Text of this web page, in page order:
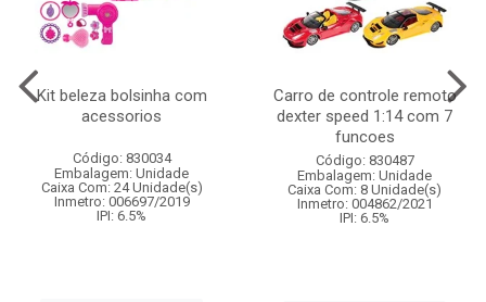
Kit beleza bolsinha com
acessorios
Código: 830034
Embalagem: Unidade
Caixa Com: 24 Unidade(s)
Inmetro: 006697/2019
IPI: 6.5%
Carro de controle remoto
dexter speed 1:14 com 7
funcoes
Código: 830487
Embalagem: Unidade
Caixa Com: 8 Unidade(s)
Inmetro: 004862/2021
IPI: 6.5%